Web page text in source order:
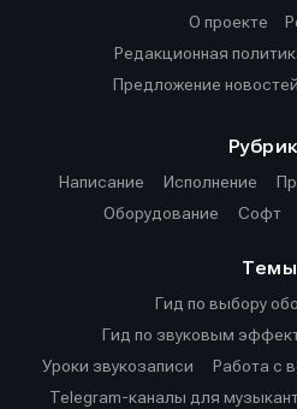
О проекте
Редакционная
Предложение новостей
Написание
Исполнение
Оборудование
Софт
Темы
Гид по выбору
Гид по звуковым
Уроки звукозаписи
Работа с
Telegram-каналы для